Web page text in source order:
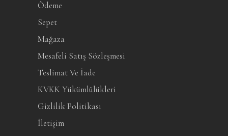
Ödeme
Sepet
Mağaza
Mesafeli Satış Sözleşmesi
Teslimat Ve İade
KVKK Yükümlülükleri
Gizlilik Politikası
İletişim